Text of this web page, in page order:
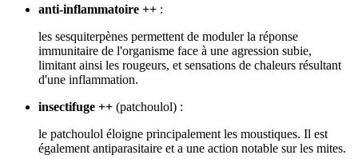
anti-inflammatoire ++ :
les sesquiterpènes permettent de moduler la réponse
immunitaire de l'organisme face à une agression subie,
limitant ainsi les rougeurs, et sensations de chaleurs résultant
d'une inflammation.
insectifuge ++ (patchoulol) :
le patchoulol éloigne principalement les moustiques. Il est
également antiparasitaire et a une action notable sur les mites.